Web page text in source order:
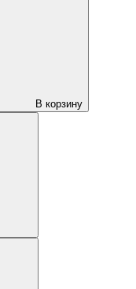
В корзину